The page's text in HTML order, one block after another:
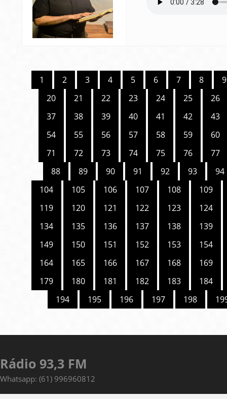
1 2 3 4 5 6 7 8
9
20
21 22 23 24 25
26
37
38 39 40 41 42
43
54
55 56 57 58 59
60
71
72 73 74 75 76
77
88
89 90 91 92 93
94
104
105 106 107 108
109
119
120 121 122 123
124
134
135 136 137 138
139
149
150 151 152 153
154
164
165 166 167 168
169
179
180 181 182 183
184
194
195 196 197 198
Rádio 93,3 FM
Whatsapp: (61) 996960812